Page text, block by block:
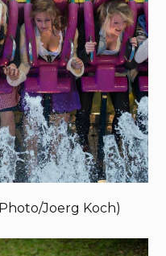
Joerg Koch)